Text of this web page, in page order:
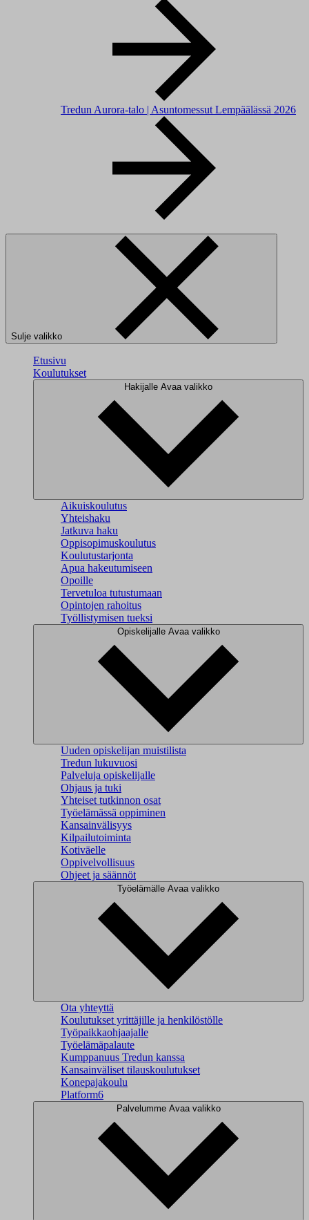
Tredun Aurora-talo | Asuntomessut Lempäälässä 2026
Sulje valikko
Etusivu
Koulutukset
Hakijalle Avaa valikko
Aikuiskoulutus
Yhteishaku
Jatkuva haku
Oppisopimuskoulutus
Koulutustarjonta
Apua hakeutumiseen
Opoille
Tervetuloa tutustumaan
Opintojen rahoitus
Työllistymisen tueksi
Opiskelijalle Avaa valikko
Uuden opiskelijan muistilista
Tredun lukuvuosi
Palveluja opiskelijalle
Ohjaus ja tuki
Yhteiset tutkinnon osat
Työelämässä oppiminen
Kansainvälisyys
Kilpailutoiminta
Kotiväelle
Oppivelvollisuus
Ohjeet ja säännöt
Työelämälle Avaa valikko
Ota yhteyttä
Koulutukset yrittäjille ja henkilöstölle
Työpaikkaohjaajalle
Työelämäpalaute
Kumppanuus Tredun kanssa
Kansainväliset tilauskoulutukset
Konepajakoulu
Platform6
Palvelumme Avaa valikko